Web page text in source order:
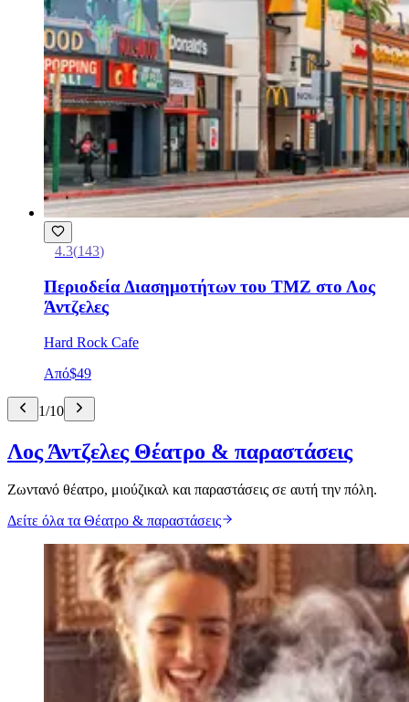
4.3(143)
Περιοδεία Διασημοτήτων του TMZ στο Λος
Άντζελες
Hard Rock Cafe
Από$49
1/10
Λος Άντζελες Θέατρο & παραστάσεις
Ζωντανό θέατρο, μιούζικαλ και παραστάσεις σε αυτή την πόλη.
Δείτε όλα τα Θέατρο & παραστάσεις